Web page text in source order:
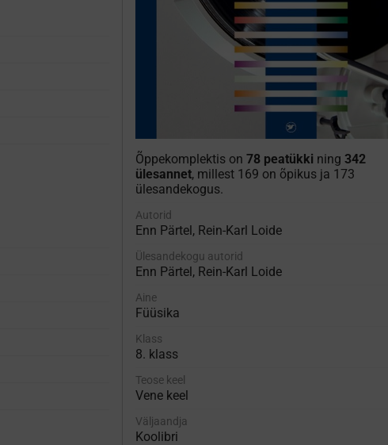
Õppekomplektis on 78 peatükki ning 342
ülesannet, millest 169 on õpikus ja 173
ülesandekogus.
Autorid
Enn Pärtel, Rein-Karl Loide
Ülesandekogu autorid
Enn Pärtel, Rein-Karl Loide
Aine
Füüsika
Klass
8. klass
Teose keel
Vene keel
Väljaandja
Koolibri